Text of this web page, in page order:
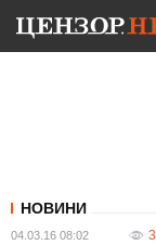
НОВИНИ
04.03.16 08:02